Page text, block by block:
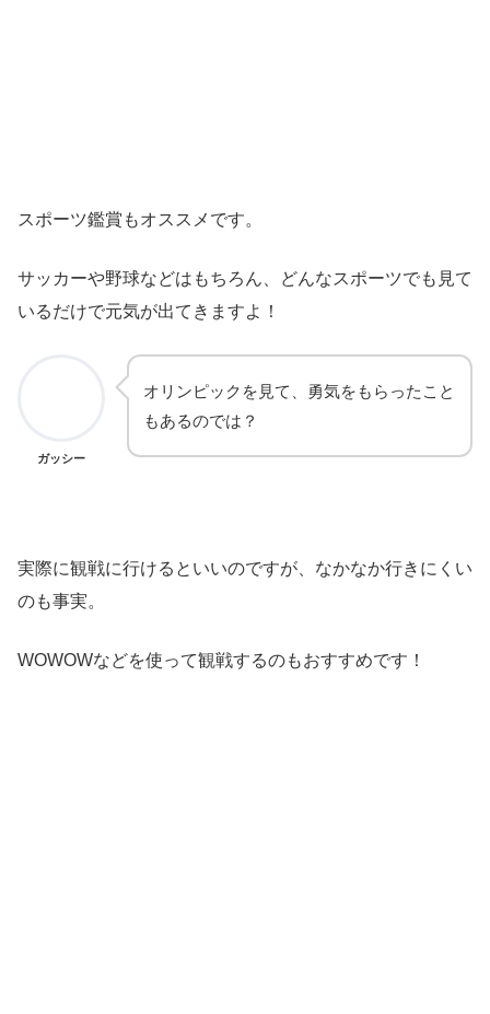
スポーツ鑑賞もオススメです。
サッカーや野球などはもちろん、どんなスポーツでも見て
いるだけで元気が出てきますよ！
ガッシー
オリンピックを見て、勇気をもらったこと
もあるのでは？
実際に観戦に行けるといいのですが、なかなか行きにくい
のも事実。
WOWOWなどを使って観戦するのもおすすめです！